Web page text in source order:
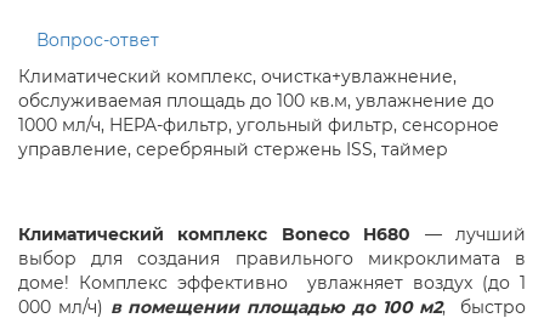
Вопрос-ответ
Климатический комплекс, очистка+увлажнение,
обслуживаемая площадь до 100 кв.м, увлажнение до
1000 мл/ч, HEPA-фильтр, угольный фильтр, сенсорное
управление, серебряный стержень ISS, таймер
Климатический комплекс Boneco H680 — лучший
выбор для создания правильного микроклимата в
доме! Комплекс эффективно увлажняет воздух (до 1
000 мл/ч) в помещении площадью до 100 м2, быстро